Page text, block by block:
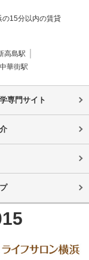
の15分以内の賃貸
高島駅
華街駅
専門サイト